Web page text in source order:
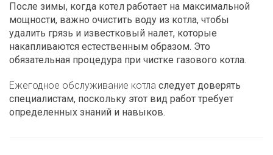
После зимы, когда котел работает на максимальной
мощности, важно очистить воду из котла, чтобы
удалить грязь и известковый налет, которые
накапливаются естественным образом. Это
обязательная процедура при чистке газового котла.
Ежегодное обслуживание котла следует доверять
специалистам, поскольку этот вид работ требует
определенных знаний и навыков.